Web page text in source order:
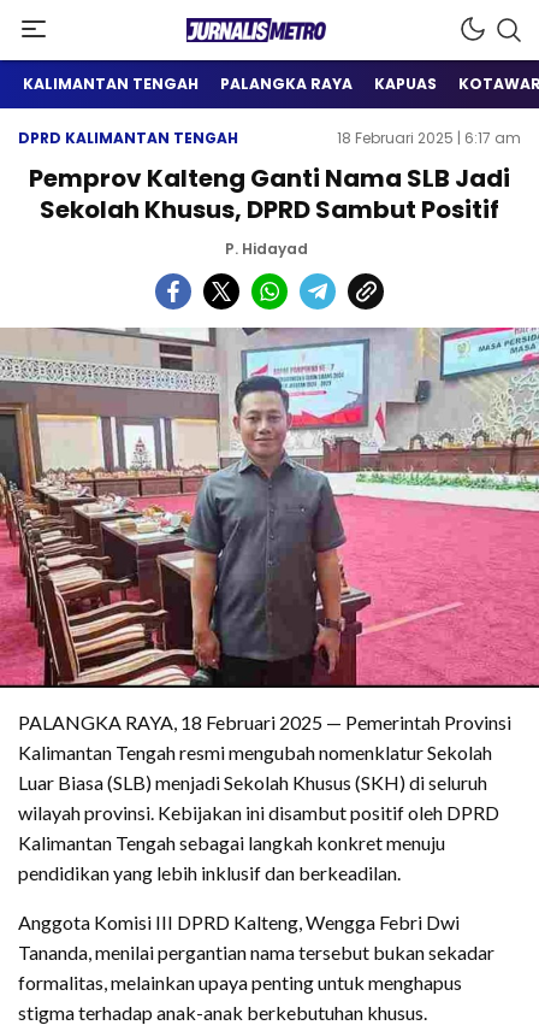
Jurnalis Metro
Satu Wadah Informasi
KALIMANTAN TENGAH PALANGKA RAYA KAPUAS
DPRD KALIMANTAN TENGAH 18 Februari 2025 | 6:17 am
Pemprov Kalteng Ganti Nama SLB Jadi
Sekolah Khusus, DPRD Sambut Positif
P. Hidayad
PALANGKA RAYA, 18 Februari 2025 — Pemerintah Provinsi
Kalimantan Tengah resmi mengubah nomenklatur Sekolah
Luar Biasa (SLB) menjadi Sekolah Khusus (SKH) di seluruh
wilayah provinsi. Kebijakan ini disambut positif oleh DPRD
Kalimantan Tengah sebagai langkah konkret menuju
pendidikan yang lebih inklusif dan berkeadilan.
Anggota Komisi III DPRD Kalteng, Wengga Febri Dwi
Tananda, menilai pergantian nama tersebut bukan sekadar
formalitas, melainkan upaya penting untuk menghapus
stigma terhadap anak-anak berkebutuhan khusus.